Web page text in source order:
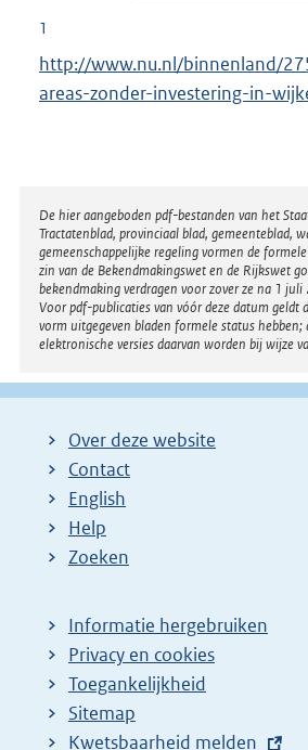
1
E
x
n
e
l
i
n
k
:
http://www.nu.nl/binnenland/
areas-zonder-investering-in-
Disclaimer
De hier aangeboden pdf-bestanden van het
Tractatenblad, provinciaal blad, gemeenteblad,
gemeenschappelijke regeling vormen de
zin van de Bekendmakingswet en de Rijkswet
bekendmaking verdragen voor zover ze na 1
Voor pdf-publicaties van vóór deze datum geldt
vorm uitgegeven bladen formele status hebben;
elektronische versies daarvan worden bij wijze
Over deze website
Contact
English
Help
Zoeken
Informatie hergebruiken
Privacy en cookies
Toegankelijkheid
Sitemap
E
Kwetsbaarheid melden